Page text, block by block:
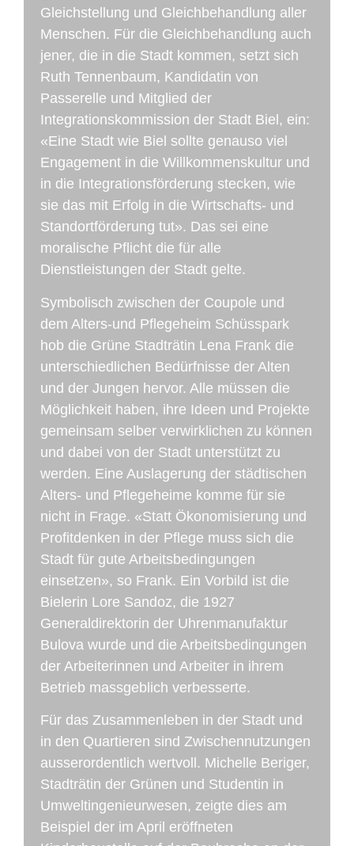
Gleichstellung und Gleichbehandlung aller
Menschen. Für die Gleichbehandlung auch
jener, die in die Stadt kommen, setzt sich
Ruth Tennenbaum, Kandidatin von
Passerelle und Mitglied der
Integrationskommission der Stadt Biel, ein:
«Eine Stadt wie Biel sollte genauso viel
Engagement in die Willkommenskultur und
in die Integrationsförderung stecken, wie
sie das mit Erfolg in die Wirtschafts- und
Standortförderung tut». Das sei eine
moralische Pflicht die für alle
Dienstleistungen der Stadt gelte.
Symbolisch zwischen der Coupole und
dem Alters-und Pflegeheim Schüsspark
hob die Grüne Stadträtin Lena Frank die
unterschiedlichen Bedürfnisse der Alten
und der Jungen hervor. Alle müssen die
Möglichkeit haben, ihre Ideen und Projekte
gemeinsam selber verwirklichen zu können
und dabei von der Stadt unterstützt zu
werden. Eine Auslagerung der städtischen
Alters- und Pflegeheime komme für sie
nicht in Frage. «Statt Ökonomisierung und
Profitdenken in der Pflege muss sich die
Stadt für gute Arbeitsbedingungen
einsetzen», so Frank. Ein Vorbild ist die
Bielerin Lore Sandoz, die 1927
Generaldirektorin der Uhrenmanufaktur
Bulova wurde und die Arbeitsbedingungen
der Arbeiterinnen und Arbeiter in ihrem
Betrieb massgeblich verbesserte.
Für das Zusammenleben in der Stadt und
in den Quartieren sind Zwischennutzungen
ausserordentlich wertvoll. Michelle Beriger,
Stadträtin der Grünen und Studentin in
Umweltingenieurwesen, zeigte dies am
Beispiel der im April eröffneten